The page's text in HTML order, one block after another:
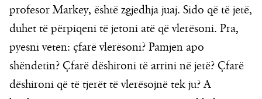
profesor Markey, është zgjedhja juaj. Sido që të jetë,
duhet të përpiqeni të jetoni atë që vlerësoni. Pra,
pyesni veten: çfarë vlerësoni? Pamjen apo
shëndetin? Çfarë dëshironi të arrini në jetë? Çfarë
dëshironi që të tjerët të vlerësojnë tek ju? A